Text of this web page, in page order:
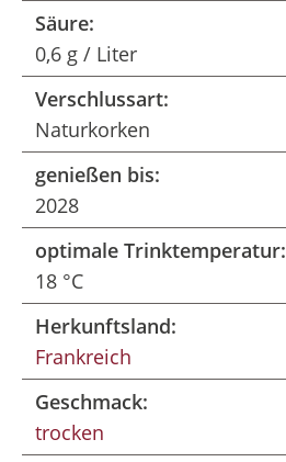
Säure:
0,6 g / Liter
Verschlussart:
Naturkorken
genießen bis:
2028
optimale Trinktemperatur:
18 °C
Herkunftsland:
Frankreich
Geschmack:
trocken